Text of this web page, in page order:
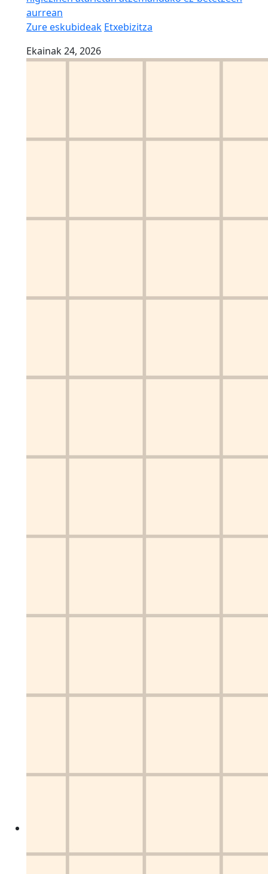
aurrean
Zure eskubideak Etxebizitza
Ekainak 24, 2026